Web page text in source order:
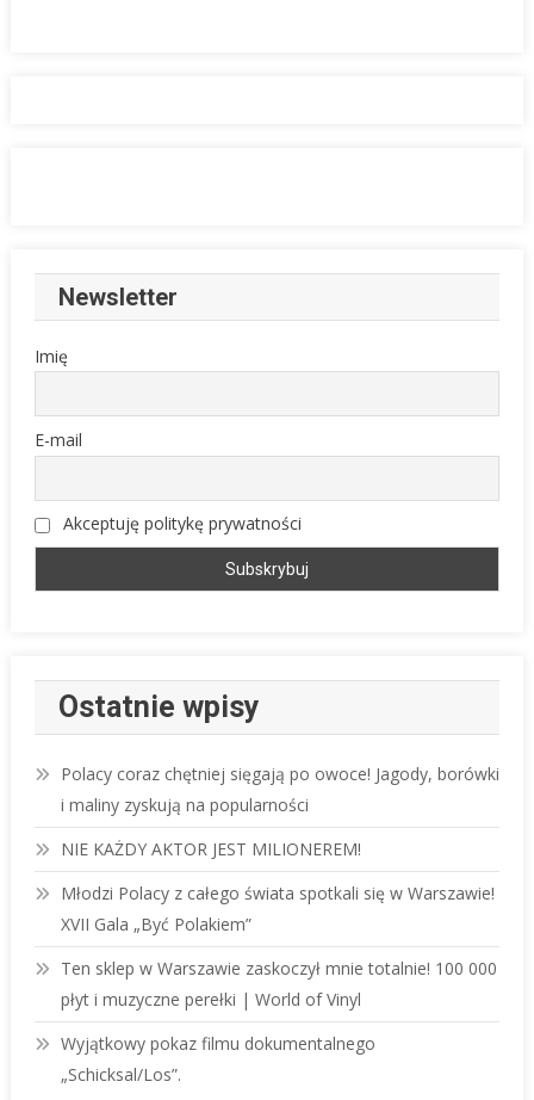
Newsletter
Imię
E-mail
Akceptuję politykę prywatności
Ostatnie wpisy
Polacy coraz chętniej sięgają po owoce! Jagody, borówki
i maliny zyskują na popularności
NIE KAŻDY AKTOR JEST MILIONEREM!
Młodzi Polacy z całego świata spotkali się w Warszawie!
XVII Gala „Być Polakiem”
Ten sklep w Warszawie zaskoczył mnie totalnie! 100 000
płyt i muzyczne perełki | World of Vinyl
Wyjątkowy pokaz filmu dokumentalnego
„Schicksal/Los”.